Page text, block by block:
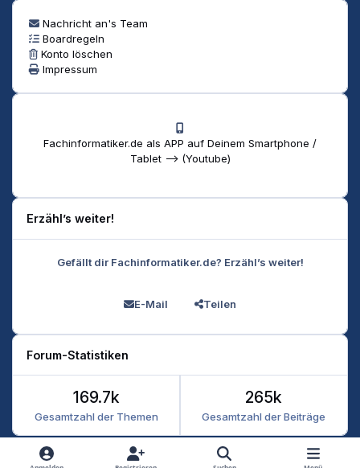
Nachricht an's Team
Boardregeln
Konto löschen
Impressum
Fachinformatiker.de als APP auf Deinem Smartphone /
Tablet --> (Youtube)
Erzähl’s weiter!
Gefällt dir Fachinformatiker.de? Erzähl’s weiter!
E-Mail Teilen
Forum-Statistiken
Gesamtzahl der Themen
169.7k
Gesamtzahl der Beiträge
265k
Heller Modus
Dunkler Modus
Systemeinstellung